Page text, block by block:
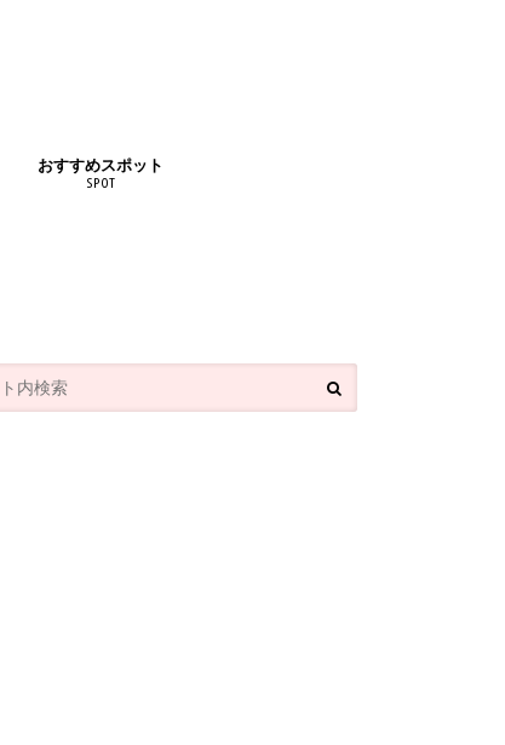
おすすめスポット
SPOT